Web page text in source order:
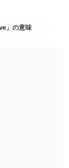
」の意味